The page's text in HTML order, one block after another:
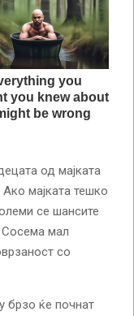
од мајката
мајката тешко
се шансите
Сосема мал
со
брзо ќе почнат